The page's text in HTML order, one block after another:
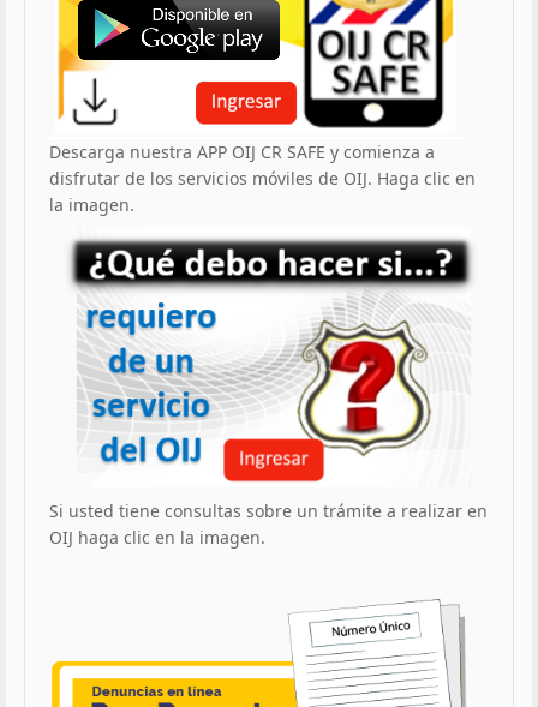
Descarga nuestra APP OIJ CR SAFE y comienza a
disfrutar de los servicios móviles de OIJ. Haga clic en
la imagen.
Si usted tiene consultas sobre un trámite a realizar en
OIJ haga clic en la imagen.